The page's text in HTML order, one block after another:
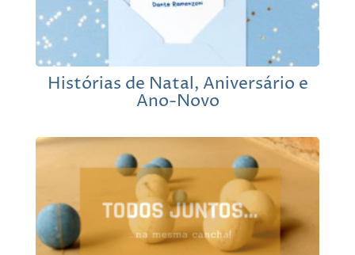
Histórias de Natal, Aniversário e
Ano-Novo